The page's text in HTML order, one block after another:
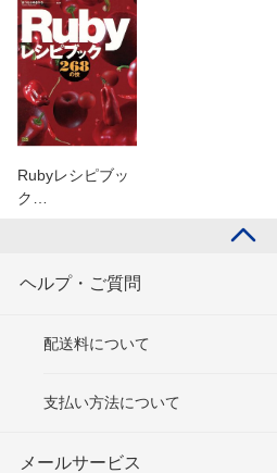
Rubyレシピブッ
ク…
ヘルプ・ご質問
配送料について
支払い方法について
メールサービス